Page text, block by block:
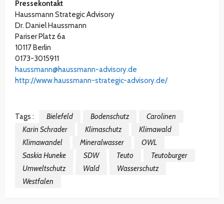
Pressekontakt
Haussmann Strategic Advisory
Dr. Daniel Haussmann
Pariser Platz 6a
10117 Berlin
0173-3015911
haussmann@haussmann-advisory.de
http://www.haussmann-strategic-advisory.de/
Tags : Bielefeld Bodenschutz
Carolinen
Karin Schrader
Klimaschutz
Klimawald
Klimawandel
Mineralwasser
OWL
Saskia Huneke
SDW Teuto
Teutoburger
Umweltschutz
Wald
Wasserschutz
Westfalen